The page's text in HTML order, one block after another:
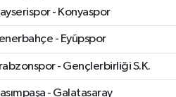
- Konyaspor
- Eyüpspor
- Gençlerbirliği S.K.
- Galatasaray